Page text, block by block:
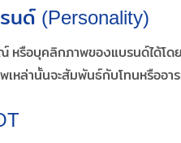
ด์ (Personality)
รือบุคลิกภาพของแบรนด์ได้โ
เหล่านั้นจะสัมพันธ์กับโทนหรืออ